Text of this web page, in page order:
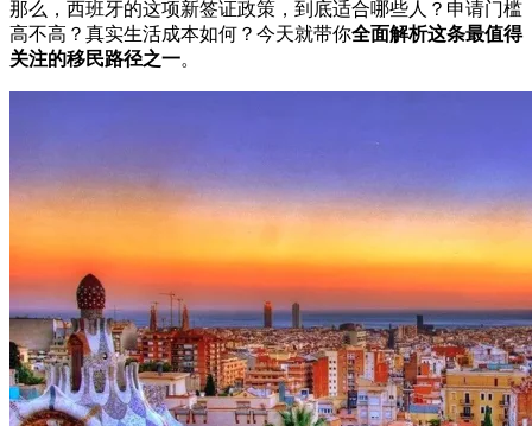
那么，西班牙的这项新签证政策，到底适合哪些人？申请门槛
高不高？真实生活成本如何？今天就带你全面解析这条最值得
关注的移民路径之一。